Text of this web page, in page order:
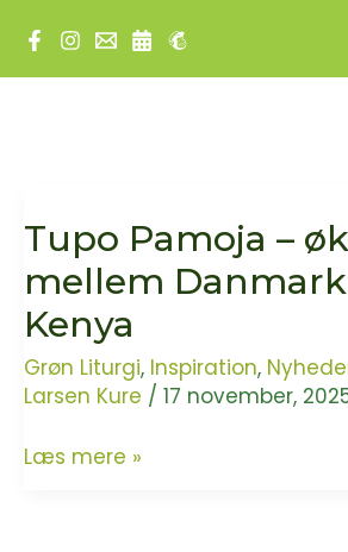
indholdet
Tupo Pamoja –
mellem
Kenya
Grøn Liturgi, Inspiration,
Larsen Kure / 17 november,
Tupo
Læs mere »